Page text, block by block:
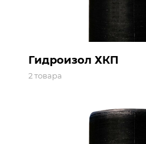
Гидроизол ХКП
2 товара